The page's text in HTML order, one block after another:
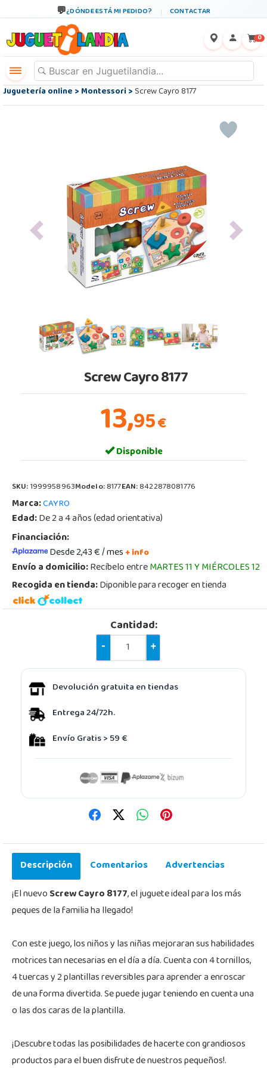
¿DÓNDE ESTÁ MI PEDIDO? CONTACTAR
0
Juguetería online>Montessori>Screw Cayro 8177
Previous Next
Screw Cayro 8177
13,95€
Disponible
SKU:1999958963Modelo:8177EAN:8422878081776
Marca:CAYRO
Edad:De 2 a 4 años (edad orientativa)
Financiación:
Desde 2,43 € / mes+ info
Envío a domicilio:Recíbelo entreMARTES 11 Y MIÉRCOLES 12
Recogida en tienda:Diponible para recoger en tienda
Cantidad:
-
+
Devolución gratuita en tiendas
Entrega 24/72h.
Envío Gratis > 59 €
Descripción Comentarios
Advertencias
¡El nuevoScrew Cayro 8177, el juguete ideal para los más
peques de la familia ha llegado!
Con este juego, los niños y las niñas mejoraran sus habilidades
motrices tan necesarias en el día a día. Cuenta con 4 tornillos,
4 tuercas y 2 plantillas reversibles para aprender a enroscar
de una forma divertida. Se puede jugar teniendo en cuenta una
o las dos caras de la plantilla.
¡Descubre todas las posibilidades de hacerte con grandiosos
productos para el buen disfrute de nuestros pequeños!.